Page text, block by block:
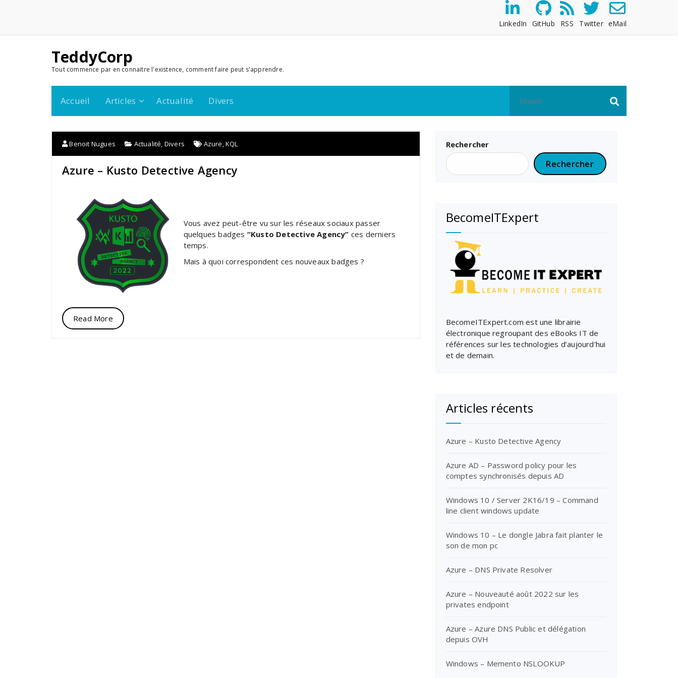
LinkedIn GitHub RSS Twitter eMail
TeddyCorp
Tout commence par en connaitre l'existence, comment faire peut s'apprendre.
Accueil Articles Actualité Divers
Benoit Nugues Actualité, Divers Azure,KQL
Azure – Kusto Detective Agency
Vous avez peut-être vu sur les réseaux sociaux passer
quelques badges “Kusto Detective Agency” ces derniers
temps.
Mais à quoi correspondent ces nouveaux badges ?
Read More
Rechercher
Rechercher
BecomeITExpert
BecomeITExpert.com est une librairie
électronique regroupant des eBooks IT de
références sur les technologies d’aujourd’hui
et de demain.
Articles récents
Azure – Kusto Detective Agency
Azure AD – Password policy pour les
comptes synchronisés depuis AD
Windows 10 / Server 2K16/19 – Command
line client windows update
Windows 10 – Le dongle Jabra fait planter le
son de mon pc
Azure – DNS Private Resolver
Azure – Nouveauté août 2022 sur les
privates endpoint
Azure – Azure DNS Public et délégation
depuis OVH
Windows – Memento NSLOOKUP